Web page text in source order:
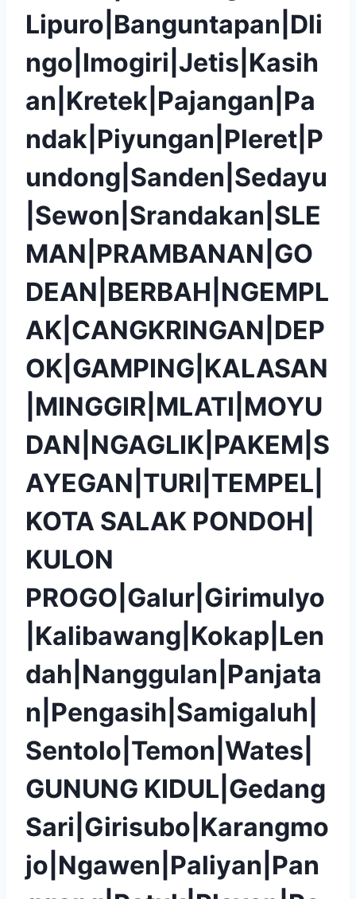
Lipuro|Banguntapan|Dli
ngo|Imogiri|Jetis|Kasih
an|Kretek|Pajangan|Pa
ndak|Piyungan|Pleret|P
undong|Sanden|Sedayu
|Sewon|Srandakan|SLE
MAN|PRAMBANAN|GO
DEAN|BERBAH|NGEMPL
AK|CANGKRINGAN|DEP
OK|GAMPING|KALASAN
|MINGGIR|MLATI|MOYU
DAN|NGAGLIK|PAKEM|S
AYEGAN|TURI|TEMPEL|
KOTA SALAK PONDOH|
KULON
PROGO|Galur|Girimulyo
|Kalibawang|Kokap|Len
dah|Nanggulan|Panjata
n|Pengasih|Samigaluh|
Sentolo|Temon|Wates|
GUNUNG KIDUL|Gedang
Sari|Girisubo|Karangmo
jo|Ngawen|Paliyan|Pan